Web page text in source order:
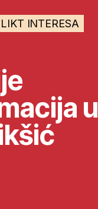
INTERESA
u